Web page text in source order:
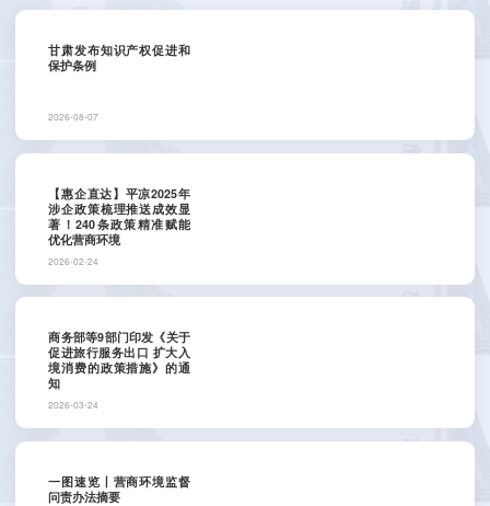
甘肃发布知识产权促进和
保护条例
2026-08-07
【惠企直达】平凉2025年
涉企政策梳理推送成效显
著！240条政策精准赋能
优化营商环境
2026-02-24
商务部等9部门印发《关于
促进旅行服务出口 扩大入
境消费的政策措施》的通
知
2026-03-24
一图速览丨营商环境监督
问责办法摘要